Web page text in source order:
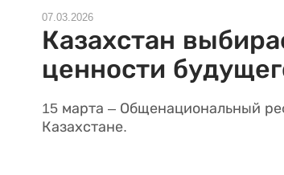
07.03.2026
Казахстан
ценности
15 марта – Общенациональный
Казахстане.